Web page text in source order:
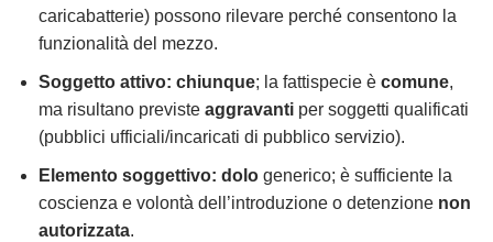
caricabatterie) possono rilevare perché consentono la
funzionalità del mezzo.
Soggetto attivo: chiunque; la fattispecie è comune,
ma risultano previste aggravanti per soggetti qualificati
(pubblici ufficiali/incaricati di pubblico servizio).
Elemento soggettivo: dolo generico; è sufficiente la
coscienza e volontà dell’introduzione o detenzione non
autorizzata.